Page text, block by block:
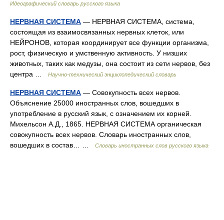
Идеографический словарь русского языка
НЕРВНАЯ СИСТЕМА — НЕРВНАЯ СИСТЕМА, система,
состоящая из взаимосвязанных нервных клеток, или
НЕЙРОНОВ, которая координирует все функции организма,
рост, физическую и умственную активность. У низших
животных, таких как медузы, она состоит из сети нервов, без
центра …
Научно-технический энциклопедический словарь
НЕРВНАЯ СИСТЕМА — Совокупность всех нервов.
Объяснение 25000 иностранных слов, вошедших в
употребление в русский язык, с означением их корней.
Михельсон А.Д., 1865. НЕРВНАЯ СИСТЕМА органическая
совокупность всех нервов. Словарь иностранных слов,
вошедших в состав… …
Словарь иностранных слов русского языка